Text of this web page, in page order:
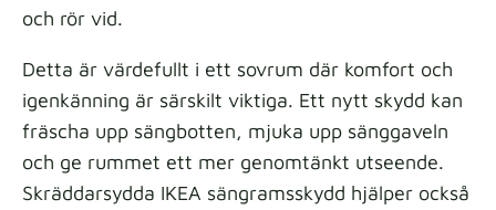
och rör vid.
Detta är värdefullt i ett sovrum där komfort och
igenkänning är särskilt viktiga. Ett nytt skydd kan
fräscha upp sängbotten, mjuka upp sänggaveln
och ge rummet ett mer genomtänkt utseende.
Skräddarsydda IKEA sängramsskydd hjälper också